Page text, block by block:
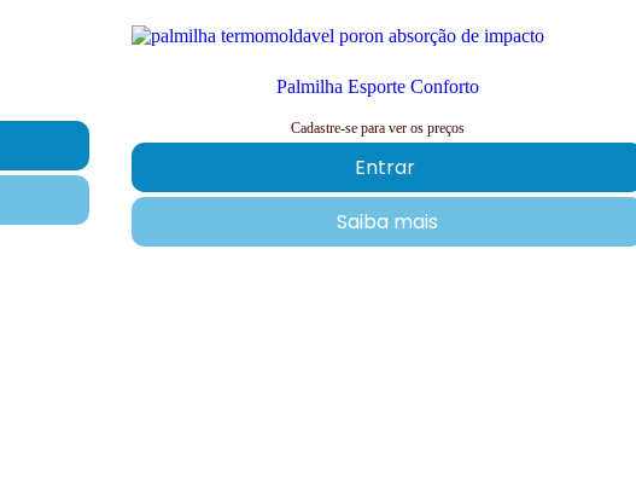
Palmilha Esporte Conforto
Cadastre-se para ver os preços
Entrar
Saiba mais